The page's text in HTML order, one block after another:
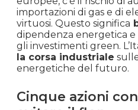
importazioni di gas e di
virtuosi. Questo significa
dipendenza energetica
gli investimenti green.
la corsa industriale
energetiche del futuro.
Cinque azioni